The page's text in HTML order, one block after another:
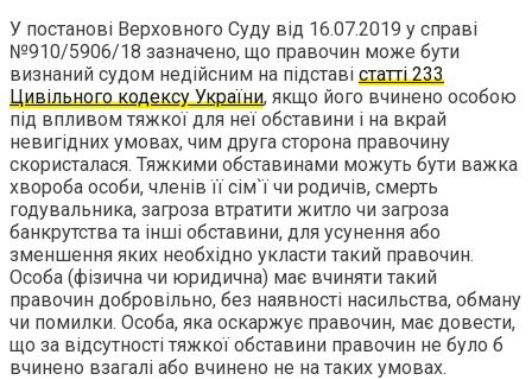
У постанові Верховного Суду від 16.07.2019 у справі
№910/5906/18 зазначено, що правочин може бути
визнаний судом недійсним на підставі статті 233
Цивільного кодексу України, якщо його вчинено особою
під впливом тяжкої для неї обставини і на вкрай
невигідних умовах, чим друга сторона правочину
скористалася. Тяжкими обставинами можуть бути важка
хвороба особи, членів її сім`ї чи родичів, смерть
годувальника, загроза втратити житло чи загроза
банкрутства та інші обставини, для усунення або
зменшення яких необхідно укласти такий правочин.
Особа (фізична чи юридична) має вчиняти такий
правочин добровільно, без наявності насильства, обману
чи помилки. Особа, яка оскаржує правочин, має довести,
що за відсутності тяжкої обставини правочин не було б
вчинено взагалі або вчинено не на таких умовах.